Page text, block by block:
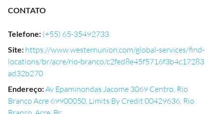
CONTATO
Telefone: (+55) 65-35492733
Site: https://www.westernunion.com/global-services/find-
locations/br/acre/rio-branco/c2fed8e45f5716f3b4c17283
ad32b270
Endereço:Av Epaminondas Jacome 3069 Centro, Rio
Branco Acre 69900050, Limits By Credit 00429636, Rio